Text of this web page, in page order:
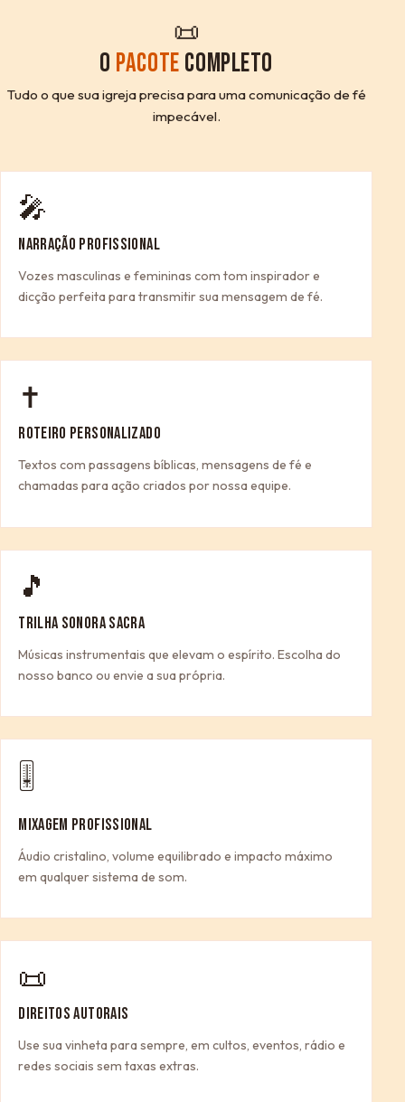
📜
O PACOTE COMPLETO
Tudo o que sua igreja precisa para uma comunicação de fé
impecável.
🎤
NARRAÇÃO PROFISSIONAL
Vozes masculinas e femininas com tom inspirador e
dicção perfeita para transmitir sua mensagem de fé.
✝
ROTEIRO PERSONALIZADO
Textos com passagens bíblicas, mensagens de fé e
chamadas para ação criados por nossa equipe.
🎵
TRILHA SONORA SACRA
Músicas instrumentais que elevam o espírito. Escolha do
nosso banco ou envie a sua própria.
🎚
MIXAGEM PROFISSIONAL
Áudio cristalino, volume equilibrado e impacto máximo
em qualquer sistema de som.
📜
DIREITOS AUTORAIS
Use sua vinheta para sempre, em cultos, eventos, rádio e
redes sociais sem taxas extras.